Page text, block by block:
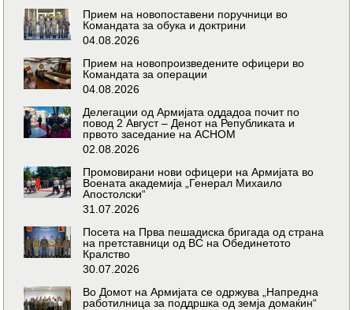
Прием на новопоставени поручници во
Командата за обука и доктрини
04.08.2026
Прием на новопроизведените офицери во
Командата за операции
04.08.2026
Делегации од Армијата оддадоа почит по
повод 2 Август – Денот на Републиката и
првото заседание на АСНОМ
02.08.2026
Промовирани нови офицери на Армијата во
Воената академија „Генерал Михаило
Апостолски“
31.07.2026
Посета на Прва пешадиска бригада од страна
на претставници од ВС на Обединетото
Кралство
30.07.2026
Во Домот на Армијата се одржува „Напредна
работилница за поддршка од земја домаќин“